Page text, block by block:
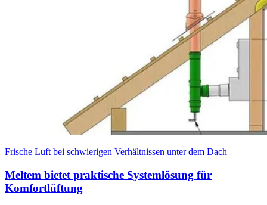
Frische Luft bei schwierigen Verhältnissen unter dem Dach
Meltem bietet praktische Systemlösung für
Komfortlüftung